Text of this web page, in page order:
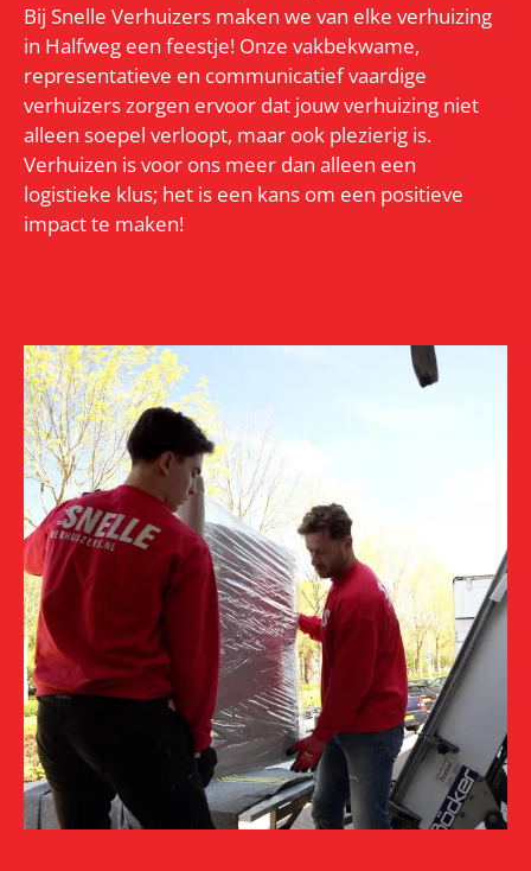
Bij Snelle Verhuizers maken we van elke verhuizing
in Halfweg een feestje! Onze vakbekwame,
representatieve en communicatief vaardige
verhuizers zorgen ervoor dat jouw verhuizing niet
alleen soepel verloopt, maar ook plezierig is.
Verhuizen is voor ons meer dan alleen een
logistieke klus; het is een kans om een positieve
impact te maken!